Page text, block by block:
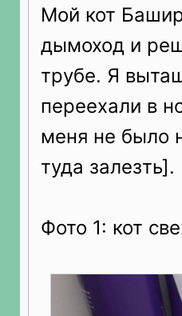
Мой кот
дымоход и
трубе. Я
переехали в
меня не было
туда залезть].
Фото 1: кот